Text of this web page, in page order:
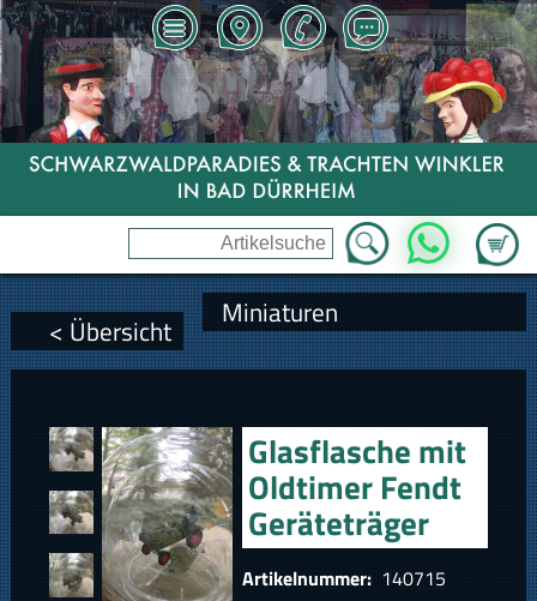
Zum
WhatsApp
< Übersicht Miniaturen
Glasflasche mit
Oldtimer Fendt
Geräteträger
Artikelnummer: 140715